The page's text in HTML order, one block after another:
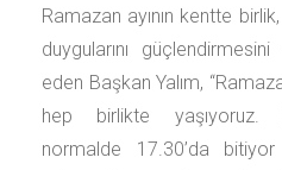
Ramazan ayının kentte
duygularını
eden Başkan Yalım,
hep birlikte yaşıyoruz.
normalde 17.30’da